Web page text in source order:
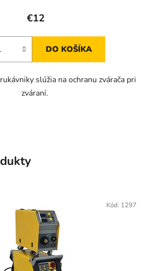
€12
DO KOŠÍKA
slúžia na ochranu zvárača pri
zváraní.
Kód: 1297